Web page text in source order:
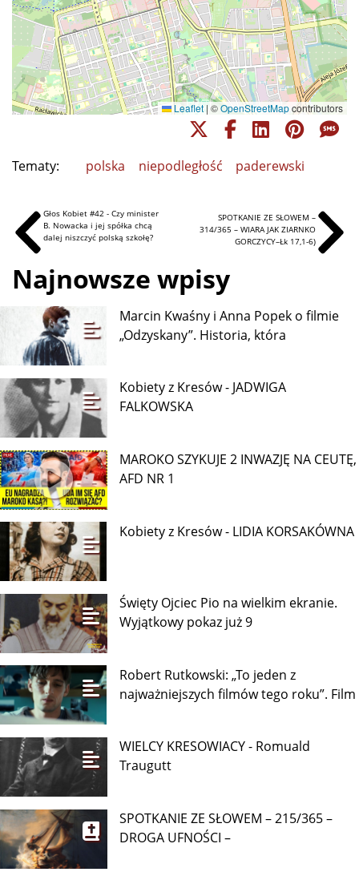
Leaflet | ©OpenStreetMapcontributors
Tematy: polska niepodległość paderewski
Głos Kobiet #42 - Czy minister
B. Nowacka i jej spółka chcą
dalej niszczyć polską szkołę?
SPOTKANIE ZE SŁOWEM –
314/365 – WIARA JAK ZIARNKO
GORCZYCY–Łk 17,1-6)
Najnowsze wpisy
Marcin Kwaśny i Anna Popek o filmie
„Odzyskany”. Historia, która
Kobiety z Kresów - JADWIGA
FALKOWSKA
MAROKO SZYKUJE 2 INWAZJĘ NA CEUTĘ,
AFD NR 1
Kobiety z Kresów - LIDIA KORSAKÓWNA
Święty Ojciec Pio na wielkim ekranie.
Wyjątkowy pokaz już 9
Robert Rutkowski: „To jeden z
najważniejszych filmów tego roku”. Film
WIELCY KRESOWIACY - Romuald
Traugutt
SPOTKANIE ZE SŁOWEM – 215/365 –
DROGA UFNOŚCI –